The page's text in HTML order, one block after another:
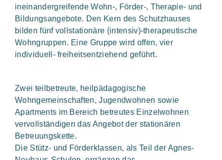
ineinandergreifende Wohn-, Förder-, Therapie- und
Bildungsangebote. Den Kern des Schutzhauses
bilden fünf vollstationäre (intensiv)-therapeutische
Wohngruppen. Eine Gruppe wird offen, vier
individuell- freiheitsentziehend geführt.
Zwei teilbetreute, heilpädagogische
Wohngemeinschaften, Jugendwohnen sowie
Apartments im Bereich betreutes Einzelwohnen
vervollständigen das Angebot der stationären
Betreuungskette.
Die Stütz- und Förderklassen, als Teil der Agnes-